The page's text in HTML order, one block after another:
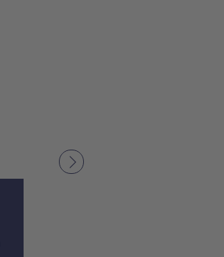
Nächstes